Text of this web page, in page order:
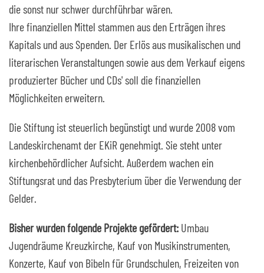
die sonst nur schwer durchführbar wären.
Ihre finanziellen Mittel stammen aus den Erträgen ihres
Kapitals und aus Spenden. Der Erlös aus musikalischen und
literarischen Veranstaltungen sowie aus dem Verkauf eigens
produzierter Bücher und CDs' soll die finanziellen
Möglichkeiten erweitern.
Die Stiftung ist steuerlich begünstigt und wurde 2008 vom
Landeskirchenamt der EKiR genehmigt. Sie steht unter
kirchenbehördlicher Aufsicht. Außerdem wachen ein
Stiftungsrat und das Presbyterium über die Verwendung der
Gelder.
Bisher wurden folgende Projekte gefördert: Umbau
Jugendräume Kreuzkirche, Kauf von Musikinstrumenten,
Konzerte, Kauf von Bibeln für Grundschulen, Freizeiten von